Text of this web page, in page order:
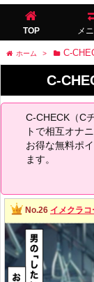
TOP メ
ホーム > C-
C-
C-CHECK（C
トで相互オナ
お得な無料ポ
ます。
No.26 イメクラコ